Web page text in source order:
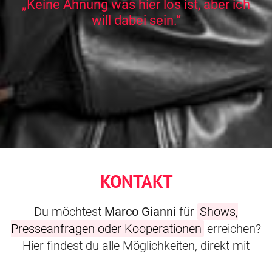
„Keine Ahnung was hier los ist, aber ich
will dabei sein.“
KONTAKT
Du möchtest Marco Gianni für Shows,
Presseanfragen oder Kooperationen erreichen?
Hier findest du alle Möglichkeiten, direkt mit